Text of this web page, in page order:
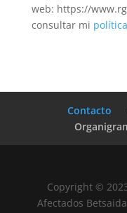
web: https://
consultar mi
Contacto
Copyright ©
Afectados